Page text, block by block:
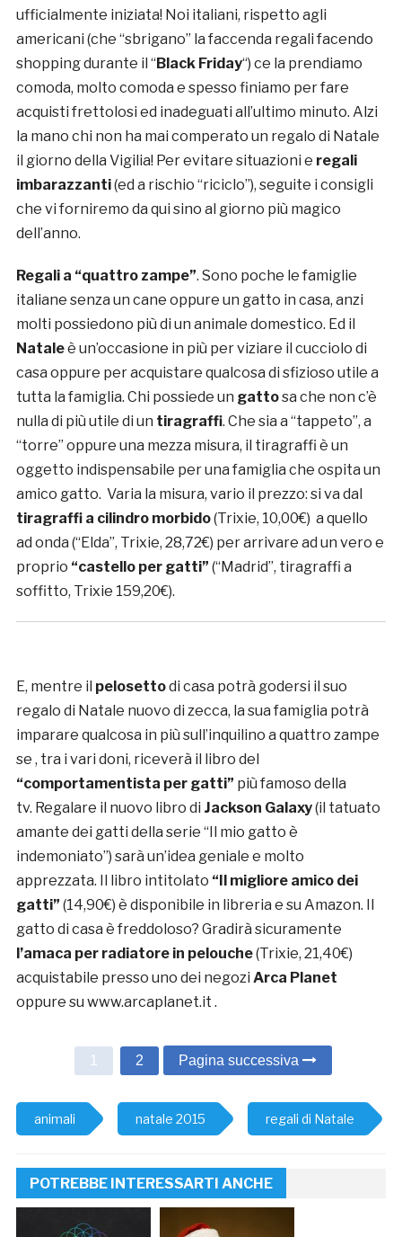
ufficialmente iniziata! Noi italiani, rispetto agli
americani (che “sbrigano” la faccenda regali facendo
shopping durante il “Black Friday“) ce la prendiamo
comoda, molto comoda e spesso finiamo per fare
acquisti frettolosi ed inadeguati all’ultimo minuto. Alzi
la mano chi non ha mai comperato un regalo di Natale
il giorno della Vigilia! Per evitare situazioni e regali
imbarazzanti(ed a rischio “riciclo”), seguite i consigli
che vi forniremo da qui sino al giorno più magico
dell’anno.
Regali a “quattro zampe”. Sono poche le famiglie
italiane senza un cane oppure un gatto in casa, anzi
molti possiedono più di un animale domestico. Ed il
Nataleè un’occasione in più per viziare il cucciolo di
casa oppure per acquistare qualcosa di sfizioso utile a
tutta la famiglia. Chi possiede un gattosa che non c’è
nulla di più utile di un tiragraffi. Che sia a “tappeto”, a
“torre” oppure una mezza misura, il tiragraffi è un
oggetto indispensabile per una famiglia che ospita un
amico gatto. Varia la misura, vario il prezzo: si va dal
tiragraffi a cilindro morbido(Trixie, 10,00€) a quello
ad onda (“Elda”, Trixie, 28,72€) per arrivare ad un vero e
proprio “castello per gatti” (“Madrid”, tiragraffi a
soffitto, Trixie 159,20€).
E, mentre il pelosettodi casa potrà godersi il suo
regalo di Natale nuovo di zecca, la sua famiglia potrà
imparare qualcosa in più sull’inquilino a quattro zampe
se , tra i vari doni, riceverà il libro del
“comportamentista per gatti” più famoso della
tv. Regalare il nuovo libro di Jackson Galaxy(il tatuato
amante dei gatti della serie “Il mio gatto è
indemoniato”) sarà un’idea geniale e molto
apprezzata. Il libro intitolato “Il migliore amico dei
gatti” (14,90€) è disponibile in libreria e su Amazon. Il
gatto di casa è freddoloso? Gradirà sicuramente
l’amaca per radiatore in pelouche(Trixie, 21,40€)
acquistabile presso uno dei negozi Arca Planet
oppure su www.arcaplanet.it .
1 2 Pagina successiva
animali natale 2015 regali di Natale
POTREBBE INTERESSARTI ANCHE